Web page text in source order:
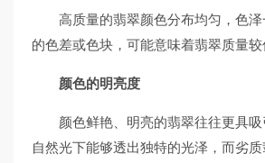
高质量的翡翠颜色分布均匀，色
的色差或色块，可能意味着翡翠质量较
颜色的明亮度
颜色鲜艳、明亮的翡翠往往更具
自然光下能够透出独特的光泽，而劣